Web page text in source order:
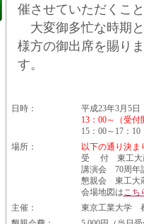
催させていただくこ
大変御多忙な時期
様方の御出席を賜り
日時：
平成23年3月5日
13：00～（受
15：00～17：
場所：
以下の通り決ま
受 付 東工大蔵
講演会 70周
懇親会 東工大
会場地図はこち
主催：
東京工業大学